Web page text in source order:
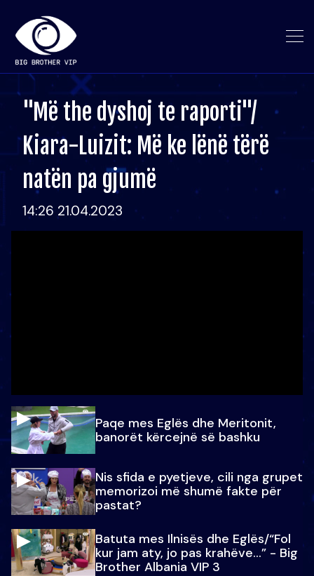
"Më the dyshoj te raporti"/
Kiara-Luizit: Më ke lënë tërë
natën pa gjumë
14:26 21.04.2023
Paqe mes Eglës dhe Meritonit,
banorët kërcejnë së bashku
Nis sfida e pyetjeve, cili nga grupet
memorizoi më shumë fakte për
pastat?
Batuta mes Ilnisës dhe Eglës/“Fol
kur jam aty, jo pas krahëve…” - Big
Brother Albania VIP 3